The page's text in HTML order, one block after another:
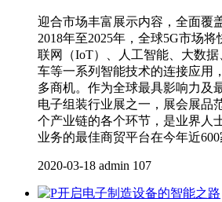
迎合市场丰富展示内容，全面覆
2018年至2025年，全球5G市场
联网（IoT）、人工智能、大数
车等一系列智能技术的连接应用
多商机。作为全球最具影响力及
电子组装行业展之一，展会展品
个产业链的各个环节，是业界人
业务的最佳商贸平台在今年近
2020-03-18 admin 107